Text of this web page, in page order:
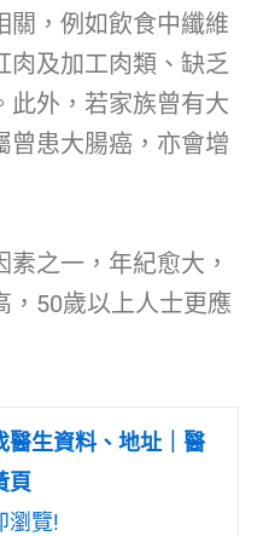
關，例如飲食中纖維
肉及加工肉類、缺乏
此外，若家族曾有大
曾患大腸癌，亦會增
之一，年紀愈大，
，50歲以上人士更應
醫生資料、地址｜醫
頁
瀏覽!